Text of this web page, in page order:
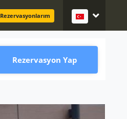
Rezervasyonlarım
Rezervasyon Yap